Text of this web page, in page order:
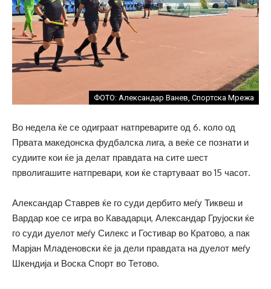
ФОТО: Александар Ванев, Спортска Мрежа
Во недела ќе се одиграат натпреварите од 6. коло од
Првата македонска фудбалска лига, а веќе се познати и
судиите кои ќе ја делат правдата на сите шест
прволигашите натпревари, кои ќе стартуваат во 15 часот.
Александар Ставрев ќе го суди дербито меѓу Тиквеш и
Вардар кое се игра во Кавадарци, Александар Грујоски ќе
го суди дуелот меѓу Силекс и Гостивар во Кратово, а пак
Марјан Младеновски ќе ја дели правдата на дуелот меѓу
Шкендија и Воска Спорт во Тетово.